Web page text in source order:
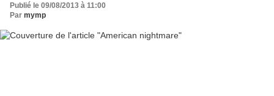
Publié le 09/08/2013 à 11:00
Par mymp